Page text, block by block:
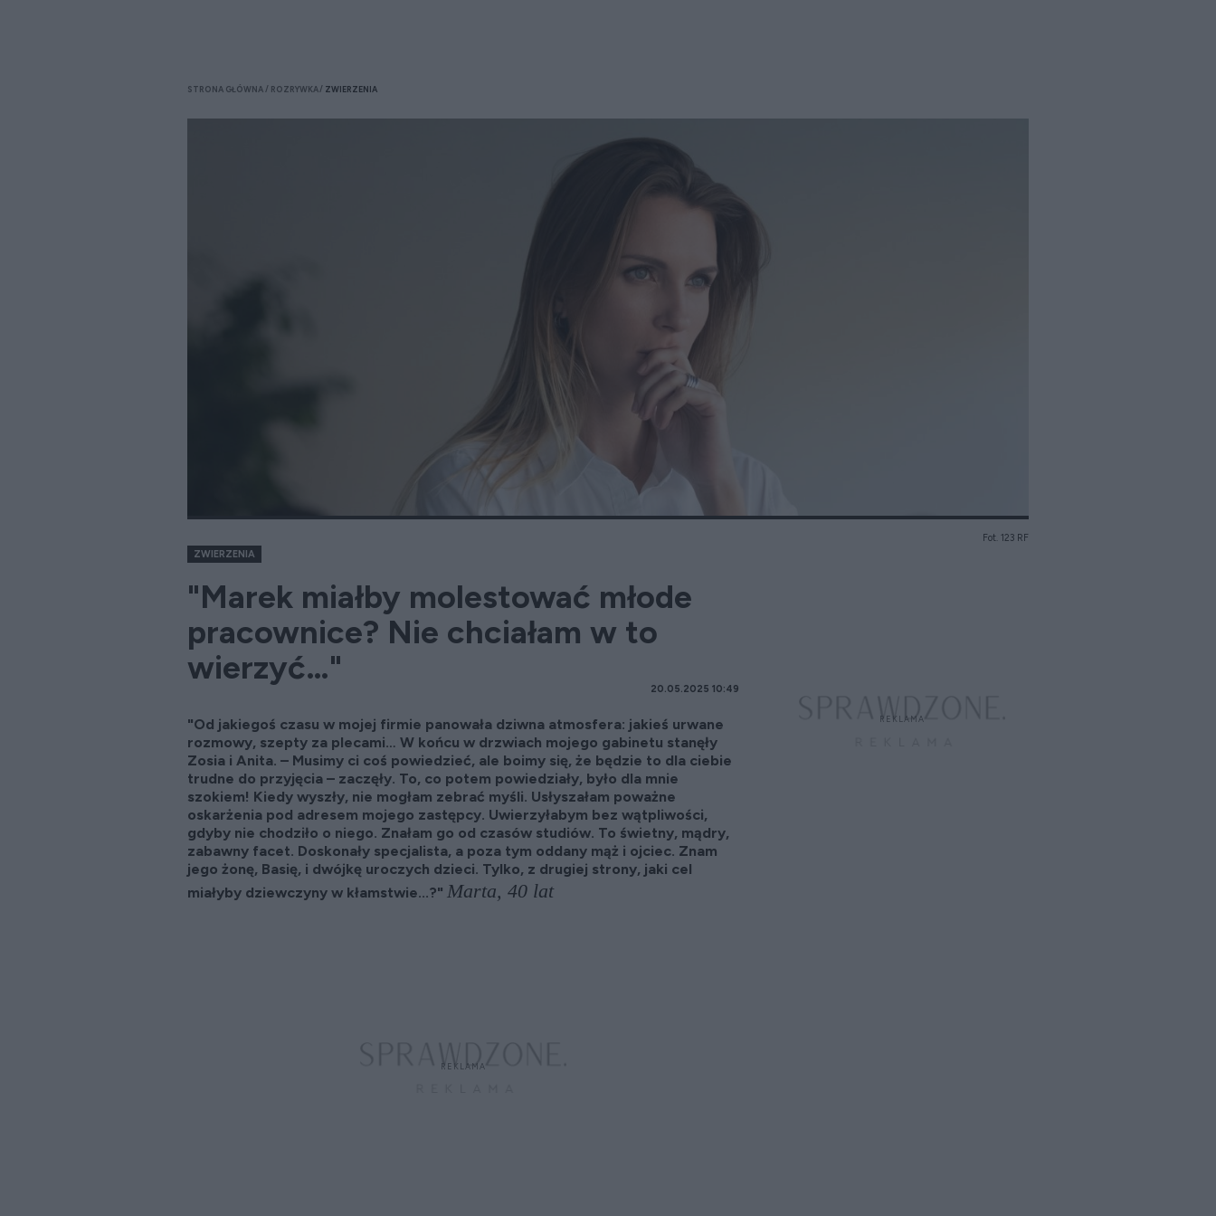
STRONA GŁÓWNA ROZRYWKA ZWIERZENIA
Fot. 123 RF
ZWIERZENIA
"Marek miałby molestować młode
pracownice? Nie chciałam w to
wierzyć…"
20.05.2025 10:49
"Od jakiegoś czasu w mojej firmie panowała dziwna atmosfera: jakieś urwane
rozmowy, szepty za plecami… W końcu w drzwiach mojego gabinetu stanęły
Zosia i Anita. – Musimy ci coś powiedzieć, ale boimy się, że będzie to dla ciebie
trudne do przyjęcia – zaczęły. To, co potem powiedziały, było dla mnie
szokiem! Kiedy wyszły, nie mogłam zebrać myśli. Usłyszałam poważne
oskarżenia pod adresem mojego zastępcy. Uwierzyłabym bez wątpliwości,
gdyby nie chodziło o niego. Znałam go od czasów studiów. To świetny, mądry,
zabawny facet. Doskonały specjalista, a poza tym oddany mąż i ojciec. Znam
jego żonę, Basię, i dwójkę uroczych dzieci. Tylko, z drugiej strony, jaki cel
miałyby dziewczyny w kłamstwie...?" Marta, 40 lat